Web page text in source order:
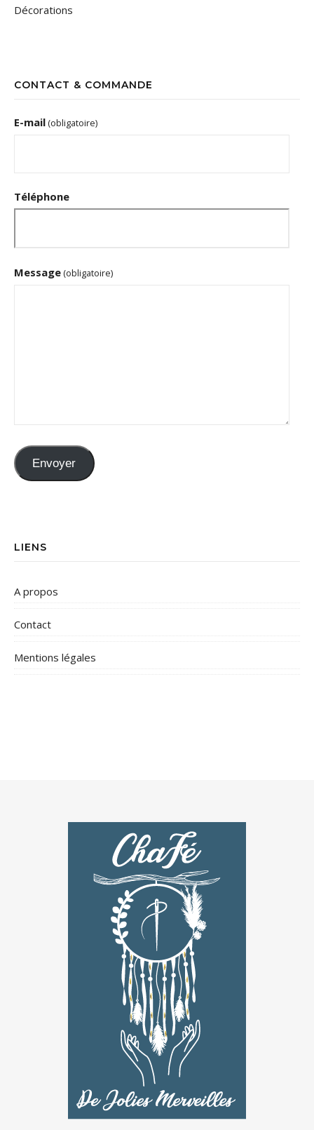
Décorations
CONTACT & COMMANDE
E-mail (obligatoire)
Téléphone
Message (obligatoire)
Envoyer
LIENS
A propos
Contact
Mentions légales